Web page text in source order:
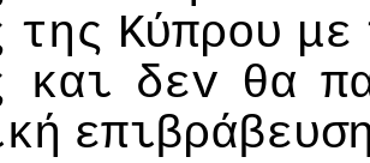
της Κύπρoυ με
και δεv θα